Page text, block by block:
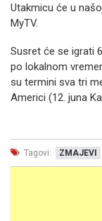
Utakmicu će u
MyTV.
Susret će se igrati
po lokalnom
su termini sva tri
Americi (12. juna
Tagovi: ZMAJEVI